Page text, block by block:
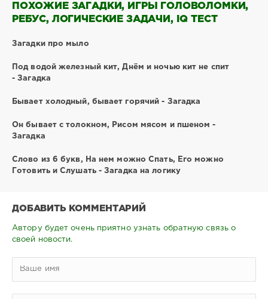
ПОХОЖИЕ ЗАГАДКИ, ИГРЫ ГОЛОВОЛОМКИ,
РЕБУС, ЛОГИЧЕСКИЕ ЗАДАЧИ, IQ ТЕСТ
Загадки про мыло
Под водой железный кит, Днём и ночью кит не спит
- Загадка
Бывает холодный, бывает горячий - Загадка
Он бывает с толокном, Рисом мясом и пшеном -
Загадка
Слово из 6 букв, На нем можно Спать, Его можно
Готовить и Слушать - Загадка на логику
ДОБАВИТЬ КОММЕНТАРИЙ
Автору будет очень приятно узнать обратную связь о
своей новости.